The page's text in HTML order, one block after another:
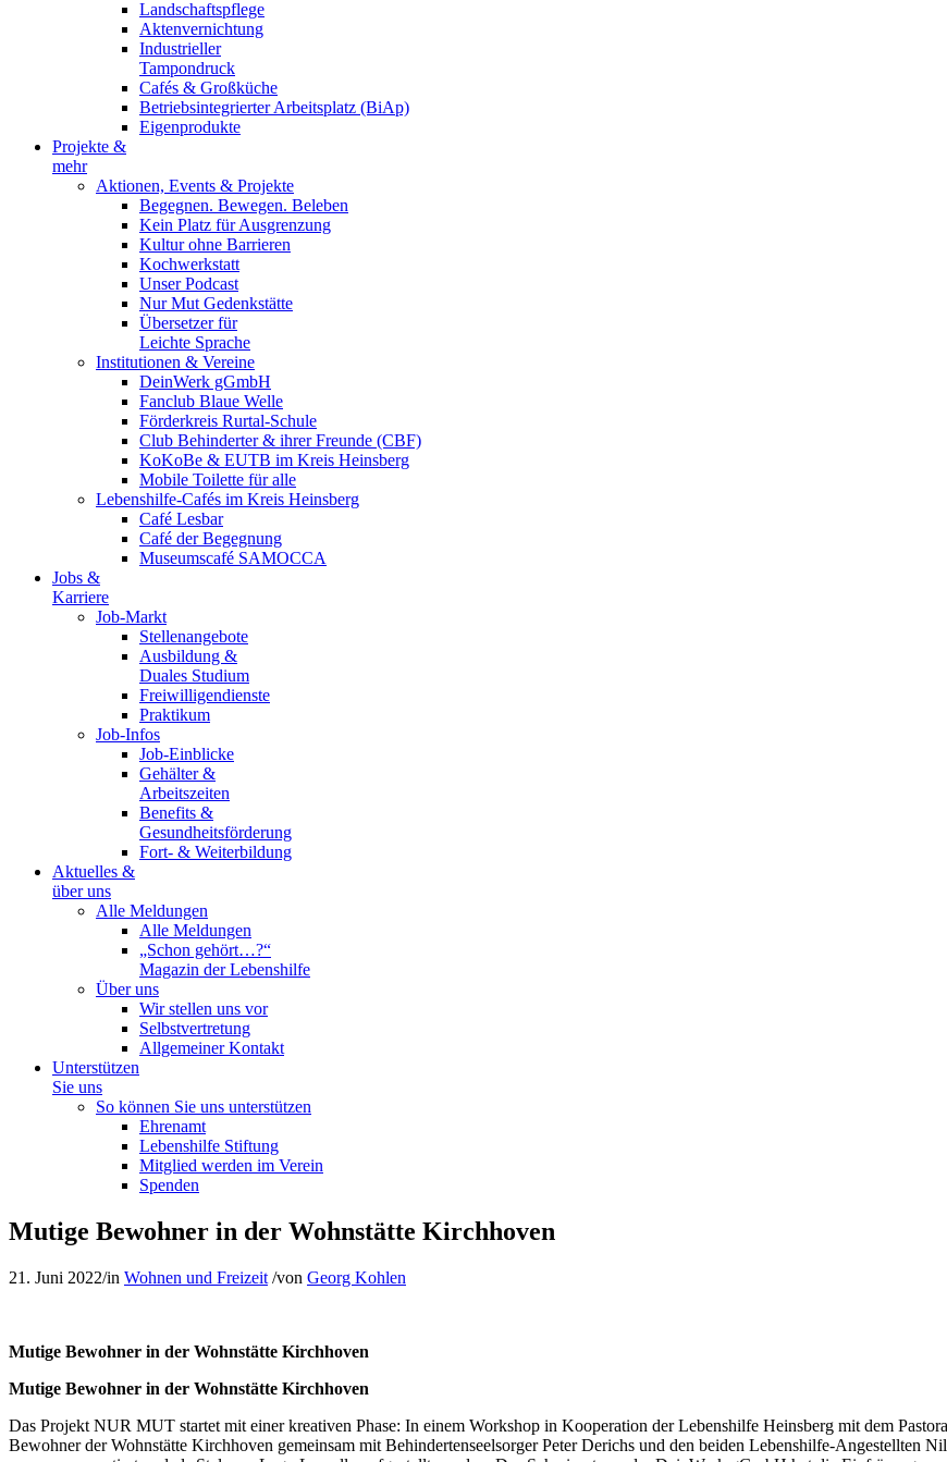
Landschaftspflege
Aktenvernichtung
Industrieller
Tampondruck
Cafés & Großküche
Betriebsintegrierter Arbeitsplatz (BiAp)
Eigenprodukte
Projekte &
mehr
Aktionen, Events & Projekte
Begegnen. Bewegen. Beleben
Kein Platz für Ausgrenzung
Kultur ohne Barrieren
Kochwerkstatt
Unser Podcast
Nur Mut Gedenkstätte
Übersetzer für
Leichte Sprache
Institutionen & Vereine
DeinWerk gGmbH
Fanclub Blaue Welle
Förderkreis Rurtal-Schule
Club Behinderter & ihrer Freunde (CBF)
KoKoBe & EUTB im Kreis Heinsberg
Mobile Toilette für alle
Lebenshilfe-Cafés im Kreis Heinsberg
Café Lesbar
Café der Begegnung
Museumscafé SAMOCCA
Jobs &
Karriere
Job-Markt
Stellenangebote
Ausbildung &
Duales Studium
Freiwilligendienste
Praktikum
Job-Infos
Job-Einblicke
Gehälter &
Arbeitszeiten
Benefits &
Gesundheitsförderung
Fort- & Weiterbildung
Aktuelles &
über uns
Alle Meldungen
Alle Meldungen
„Schon gehört…?“
Magazin der Lebenshilfe
Über uns
Wir stellen uns vor
Selbstvertretung
Allgemeiner Kontakt
Unterstützen
Sie uns
So können Sie uns unterstützen
Ehrenamt
Lebenshilfe Stiftung
Mitglied werden im Verein
Spenden
Mutige Bewohner in der Wohnstätte Kirchhoven
21. Juni 2022/in Wohnen und Freizeit /von Georg Kohlen
Mutige Bewohner in der Wohnstätte Kirchhoven
Mutige Bewohner in der Wohnstätte Kirchhoven
Das Projekt NUR MUT startet mit einer kreativen Phase: In einem Workshop in Kooperation der Lebenshilfe Heinsberg mit dem
Bewohner der Wohnstätte Kirchhoven gemeinsam mit Behindertenseelsorger Peter Derichs und den beiden Lebenshilfe-Angestellten